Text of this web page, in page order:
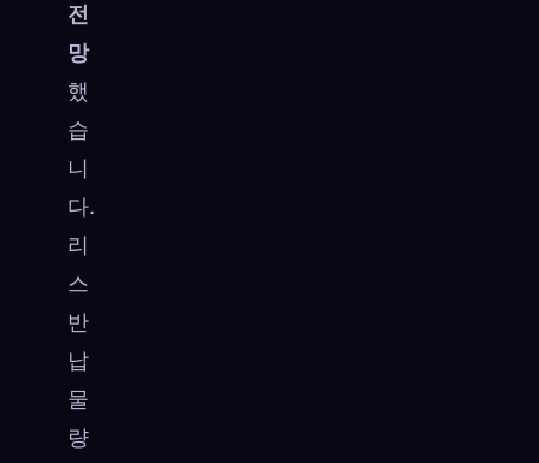
전
망
했
습
니
다.
리
스
반
납
물
량